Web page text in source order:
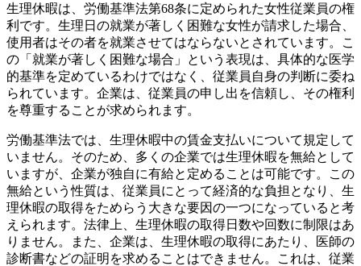
生理休暇は、労働基準法第68条に定められた女性従業員の権
利です。生理日の就業が著しく困難な女性が請求した場合、
使用者はその者を就業させてはならないとされています。こ
の「就業が著しく困難な場合」という表現は、具体的な医学
的基準を定めているわけではなく、従業員自身の判断に委ね
られています。企業は、従業員の申し出を信頼し、その権利
を尊重することが求められます。
労働基準法では、生理休暇中の賃金支払いについて規定して
いません。そのため、多くの企業では生理休暇を無給として
いますが、企業が独自に有給と定めることは可能です。この
無給という性質は、従業員にとって経済的な負担となり、生
理休暇の取得をためらう大きな要因の一つになっていると考
えられます。法律上、生理休暇の取得日数や回数に制限はあ
りません。また、企業は、生理休暇の取得にあたり、医師の
診断書などの証明を求めることはできません。これは、従業